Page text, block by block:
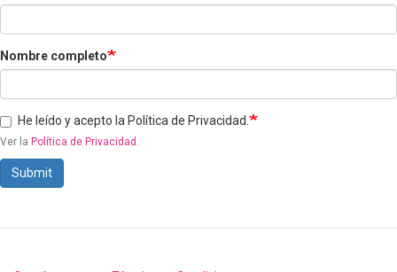
Nombre completo
He leído y acepto la Política de Privacidad.
Ver la Política de Privacidad .
Submit